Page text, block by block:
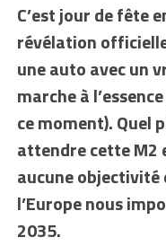
C’est jour de fête
révélation
une auto avec un
marche à
ce moment). Quel
attendre cette M2
aucune objectivité
l’Europe nous
2035.